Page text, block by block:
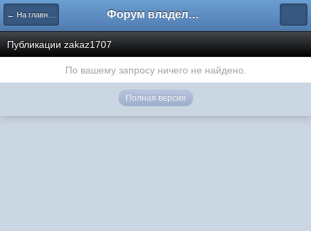
← На главную Форум владельцев интернет-магазинов
Публикации zakaz1707
По вашему запросу ничего не найдено.
Полная версия